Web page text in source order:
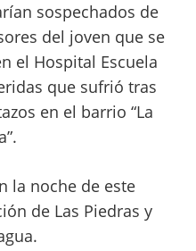
sospechados de
del joven que se
el Hospital Escuela
que sufrió tras
en el barrio “La
la noche de este
de Las Piedras y